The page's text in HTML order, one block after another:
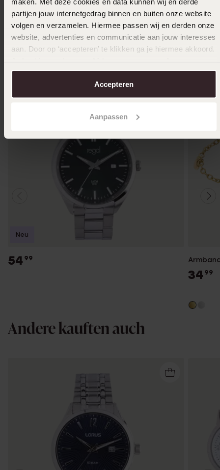
partijen jouw internetgedrag binnen en buiten onze website
volgen en verzamelen. Hiermee passen wij en derden onze
website, advertenties en communicatie aan jouw interesses
aan. Door op ‘accepteren’ te klikken ga je hiermee akkoord.
over in onscookiebeleid.
Accepteren
Aanpassen
In den Warenkorb legen
Das könnte dir gefallen
54 99
Neu
34 99
Andere kauften auch